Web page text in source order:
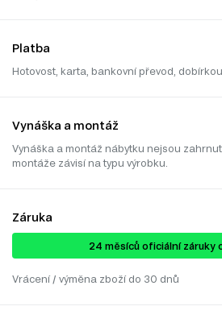
Platba
Hotovost, karta, bankovní převod,
Vynáška a montáž
Vynáška a montáž nábytku nejsou
montáže závisí na typu výrobku.
Záruka
24 ​​​​měsíců oficiální záruky
Vrácení / výměna zboží do 30 dnů